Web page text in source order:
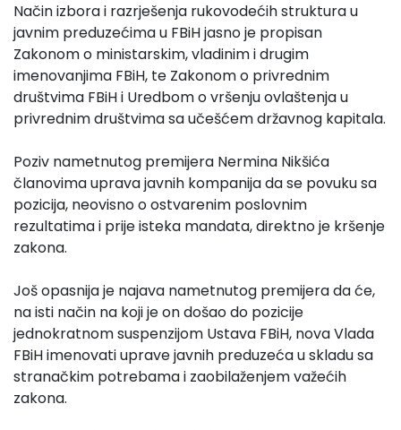
Način izbora i razrješenja rukovodećih struktura u
javnim preduzećima u FBiH jasno je propisan
Zakonom o ministarskim, vladinim i drugim
imenovanjima FBiH, te Zakonom o privrednim
društvima FBiH i Uredbom o vršenju ovlaštenja u
privrednim društvima sa učešćem državnog kapitala.
Poziv nametnutog premijera Nermina Nikšića
članovima uprava javnih kompanija da se povuku sa
pozicija, neovisno o ostvarenim poslovnim
rezultatima i prije isteka mandata, direktno je kršenje
zakona.
Još opasnija je najava nametnutog premijera da će,
na isti način na koji je on došao do pozicije
jednokratnom suspenzijom Ustava FBiH, nova Vlada
FBiH imenovati uprave javnih preduzeća u skladu sa
stranačkim potrebama i zaobilaženjem važećih
zakona.